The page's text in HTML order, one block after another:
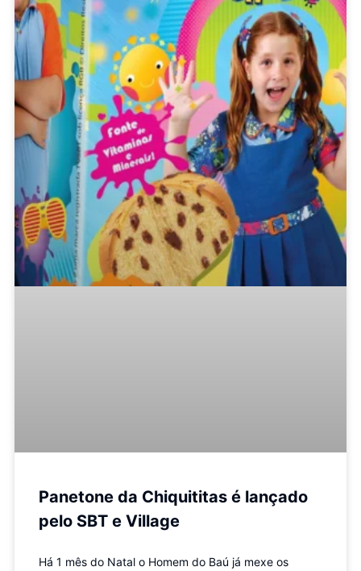
Panetone da Chiquititas é lançado
pelo SBT e Village
Há 1 mês do Natal o Homem do Baú já mexe os